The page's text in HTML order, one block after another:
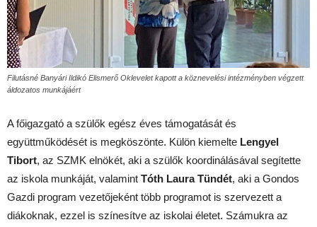
Filutásné Banyári Ildikó Elismerő Oklevelet kapott a köznevelési intézményben végzett
áldozatos munkájáért
A főigazgató a szülők egész éves támogatását és
együttműködését is megköszönte. Külön kiemelte Lengyel
Tibort, az SZMK elnökét, aki a szülők koordinálásával segítette
az iskola munkáját, valamint Tóth Laura Tündét, aki a Gondos
Gazdi program vezetőjeként több programot is szervezett a
diákoknak, ezzel is színesítve az iskolai életet. Számukra az